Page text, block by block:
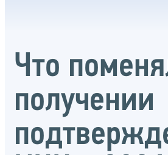
Что
получении